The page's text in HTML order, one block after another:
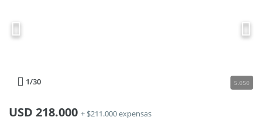
1/30 5.050
USD 218.000 + $211.000 expensas